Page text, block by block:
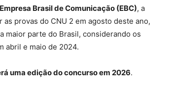
Empresa Brasil de Comunicação (EBC), a
provas do CNU 2 em agosto deste ano,
maior parte do Brasil, considerando os
abril e maio de 2024.
uma edição do concurso em 2026.